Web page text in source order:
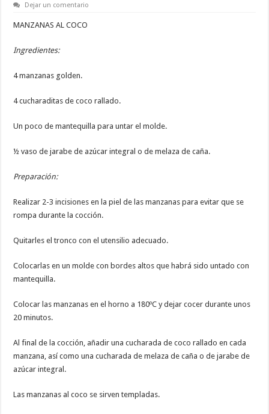
Dejar un comentario
MANZANAS AL COCO
Ingredientes:
4 manzanas golden.
4 cucharaditas de coco rallado.
Un poco de mantequilla para untar el molde.
½ vaso de jarabe de azúcar integral o de melaza de caña.
Preparación:
Realizar 2-3 incisiones en la piel de las manzanas para evitar que se
rompa durante la cocción.
Quitarles el tronco con el utensilio adecuado.
Colocarlas en un molde con bordes altos que habrá sido untado con
mantequilla.
Colocar las manzanas en el horno a 180ºC y dejar cocer durante unos
20 minutos.
Al final de la cocción, añadir una cucharada de coco rallado en cada
manzana, así como una cucharada de melaza de caña o de jarabe de
azúcar integral.
Las manzanas al coco se sirven templadas.